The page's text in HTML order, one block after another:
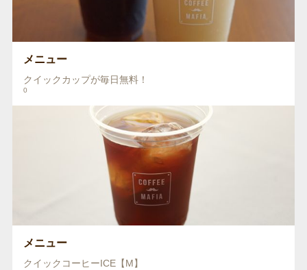
メニュー
クイックカップが毎日無料！
0
メニュー
クイックコーヒーICE【M】